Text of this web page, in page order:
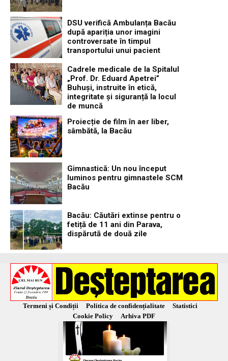
DSU verifică Ambulanța Bacău
după apariția unor imagini
controversate în timpul
transportului unui pacient
Cadrele medicale de la Spitalul
„Prof. Dr. Eduard Apetrei”
Buhuși, instruite în etică,
integritate și siguranță la locul
de muncă
Proiecție de film în aer liber,
sâmbătă, la Bacău
Gimnastică: Un nou început
luminos pentru gimnastele SCM
Bacău
Bacău: Căutări extinse pentru o
fetiță de 11 ani din Parava,
dispărută de două zile
Termeni și Condiții Politica de confidențialitate
Statistici
Cookie Policy
Arhiva PDF